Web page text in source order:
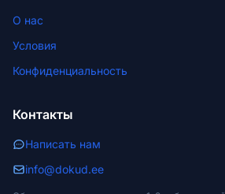
О нас
Условия
Конфиденциальность
Контакты
Написать нам
info@dokud.ee